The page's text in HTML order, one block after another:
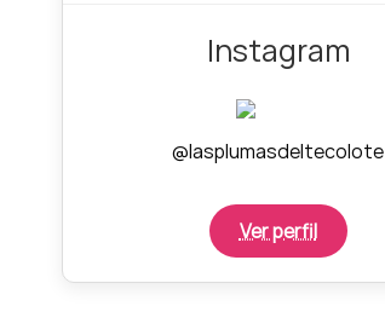
Instagram
@lasplumasdeltecolote
Ver perfil